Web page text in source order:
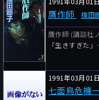
贋作師 篠田
贋作師 (講談社
「生きすぎた
1991年03月01日
七面鳥危機